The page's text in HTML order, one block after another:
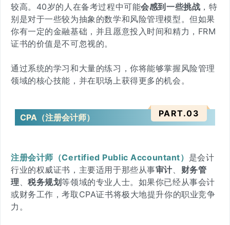
较高。40岁的人在备考过程中可能会感到一些挑战 ，特
别是对于一些较为抽象的数学和风险管理模型。但如果
你有一定的金融基础， 并且愿意投入时间和精力，FRM
证书的价值是不可忽视的。
通过系统的学习和大量的练习，你将能够掌握风险管理
领域的核心技能，并在职场上获得更多的机会。
CPA（注册会计师） PART.03
注册会计师（Certified Public Accountant） 是会计
行业的权威证书，主要适用于那些从事审计、 财务管
理 、税务规划 等领域的专业人士。如果你已经从事会计
或财务工作，考取CPA证书将极大地提升你的职业竞争
力。